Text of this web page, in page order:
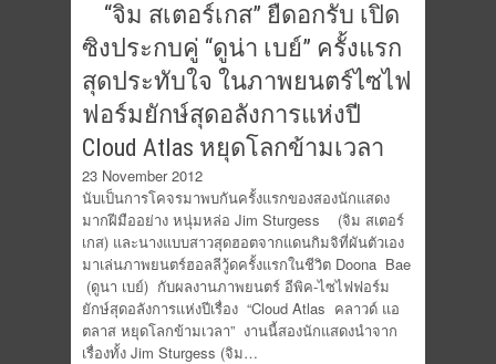
“จิม สเตอร์เกส” ยืดอกรับ เปิด
ซิงประกบคู่ “ดูน่า เบย์” ครั้งแรก
สุดประทับใจ ในภาพยนตร์ไซไฟ
ฟอร์มยักษ์สุดอลังการแห่งปี
Cloud Atlas หยุดโลกข้ามเวลา
23 November 2012
นับเป็นการโคจรมาพบกันครั้งแรกของสองนักแสดง
มากฝีมืออย่าง หนุ่มหล่อ Jim Sturgess (จิม สเตอร์
เกส) และนางแบบสาวสุดฮอตจากแดนกิมจิที่ผันตัวเอง
มาเล่นภาพยนตร์ฮอลลีวู้ดครั้งแรกในชีวิต Doona Bae
(ดูนา เบย์) กับผลงานภาพยนตร์ อีพิค-ไซไฟฟอร์ม
ยักษ์สุดอลังการแห่งปีเรื่อง “Cloud Atlas คลาวด์ แอ
ตลาส หยุดโลกข้ามเวลา” งานนี้สองนักแสดงนำจาก
เรื่องทั้ง Jim Sturgess (จิม…